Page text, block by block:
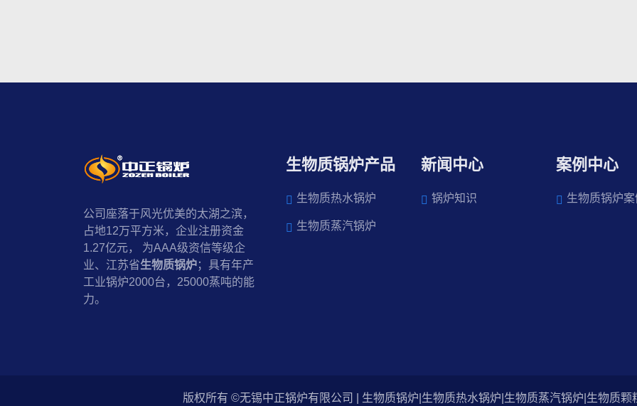
公司座落于风光优美的太湖之滨，
占地12万平方米，企业注册资金
1.27亿元， 为AAA级资信等级企
业、江苏省生物质锅炉；具有年产
工业锅炉2000台，25000蒸吨的能
力。
生物质锅炉产品
生物质热水锅炉
生物质蒸汽锅炉
新闻中心
锅炉知识
案例中心
生物质锅炉案
版权所有 ©无锡中正锅炉有限公司 | 生物质锅炉|生物质热水锅炉|生物质蒸汽锅炉|生物质